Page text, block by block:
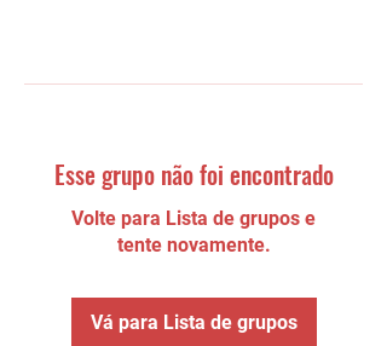
Esse grupo não foi encontrado
Volte para Lista de grupos e
tente novamente.
Vá para Lista de grupos